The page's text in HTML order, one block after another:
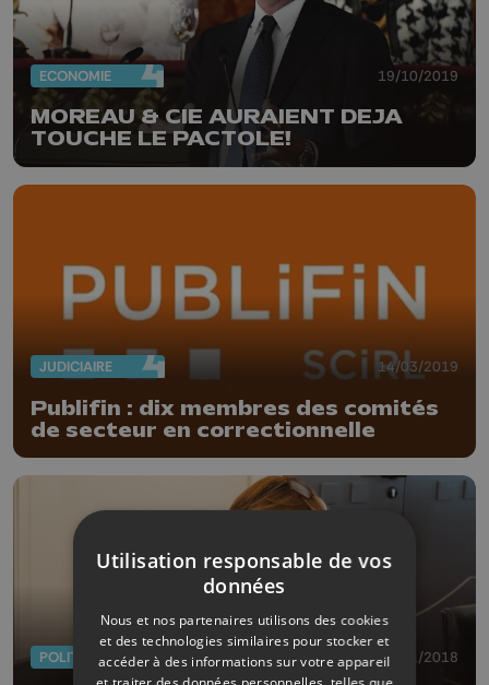
ECONOMIE 19/10/2019
MOREAU & CIE AURAIENT DEJA
TOUCHE LE PACTOLE!
JUDICIAIRE 14/03/2019
Publifin : dix membres des comités
de secteur en correctionnelle
POLITIQUE 20/11/2018
Utilisation responsable de vos
données
Nous et nos partenaires utilisons des cookies
et des technologies similaires pour stocker et
accéder à des informations sur votre appareil